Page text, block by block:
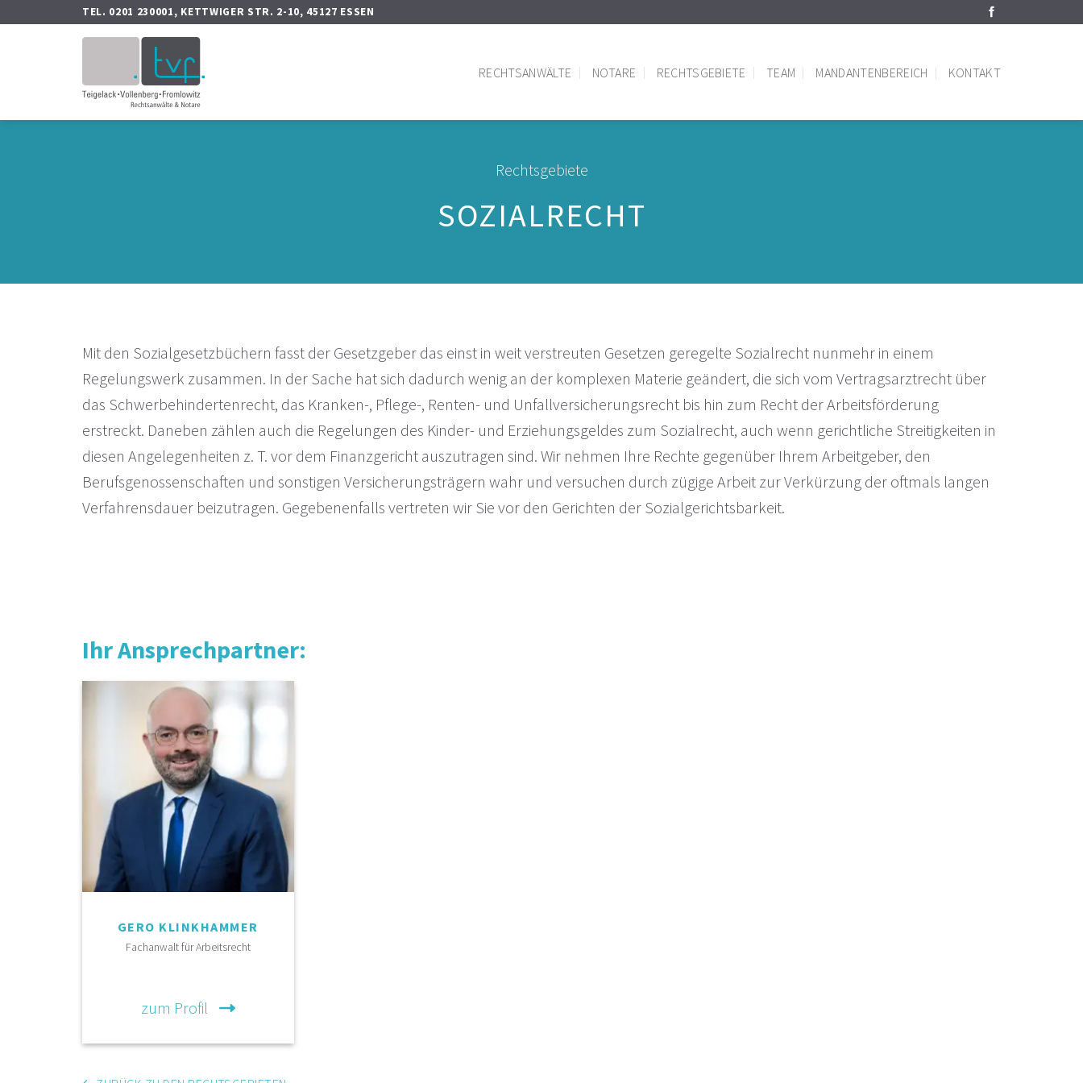
TEL. 0201 230001, KETTWIGER STR. 2-10, 45127 ESSEN
RECHTSANWÄLTE NOTARE RECHTSGEBIETE TEAM MANDANTENBEREICH KONTAKT
Rechtsgebiete
SOZIALRECHT
Mit den Sozialgesetzbüchern fasst der Gesetzgeber das einst in weit verstreuten Gesetzen geregelte Sozialrecht nunmehr in einem
Regelungswerk zusammen. In der Sache hat sich dadurch wenig an der komplexen Materie geändert, die sich vom Vertragsarztrecht über
das Schwerbehindertenrecht, das Kranken-, Pflege-, Renten- und Unfallversicherungsrecht bis hin zum Recht der Arbeitsförderung
erstreckt. Daneben zählen auch die Regelungen des Kinder- und Erziehungsgeldes zum Sozialrecht, auch wenn gerichtliche Streitigkeiten in
diesen Angelegenheiten z. T. vor dem Finanzgericht auszutragen sind. Wir nehmen Ihre Rechte gegenüber Ihrem Arbeitgeber, den
Berufsgenossenschaften und sonstigen Versicherungsträgern wahr und versuchen durch zügige Arbeit zur Verkürzung der oftmals langen
Verfahrensdauer beizutragen. Gegebenenfalls vertreten wir Sie vor den Gerichten der Sozialgerichtsbarkeit.
Ihr Ansprechpartner:
GERO KLINKHAMMER
Fachanwalt für Arbeitsrecht
zum Profil